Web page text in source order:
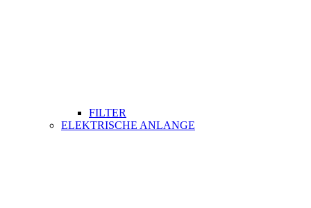
FILTER
ELEKTRISCHE ANLANGE